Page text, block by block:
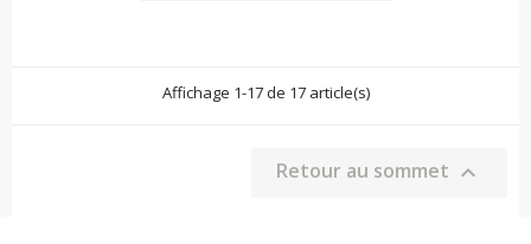
Affichage 1-17 de 17 article(s)
Retour au sommet 